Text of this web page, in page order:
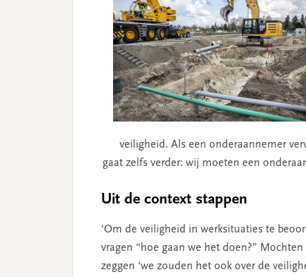
veiligheid. Als een onderaannemer
gaat zelfs verder: wij moeten een
Uit de context stappen
‘Om de veiligheid in werksituaties te
vragen “hoe gaan we het doen?”
zeggen ‘we zouden het ook over de